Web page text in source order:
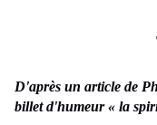
D'après un article de
billet d'humeur « la